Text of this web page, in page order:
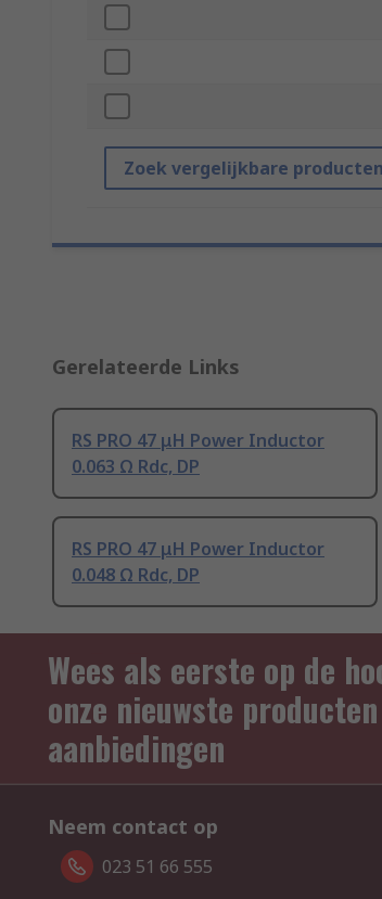
Zoek vergelijkbare producten
Gerelateerde Links
RS PRO 47 μH Power Inductor
0.063 Ω Rdc, DP
RS PRO 47 μH Power Inductor
0.048 Ω Rdc, DP
Wees als eerste op de
onze nieuwste
aanbiedingen
Neem contact op
023 51 66 555